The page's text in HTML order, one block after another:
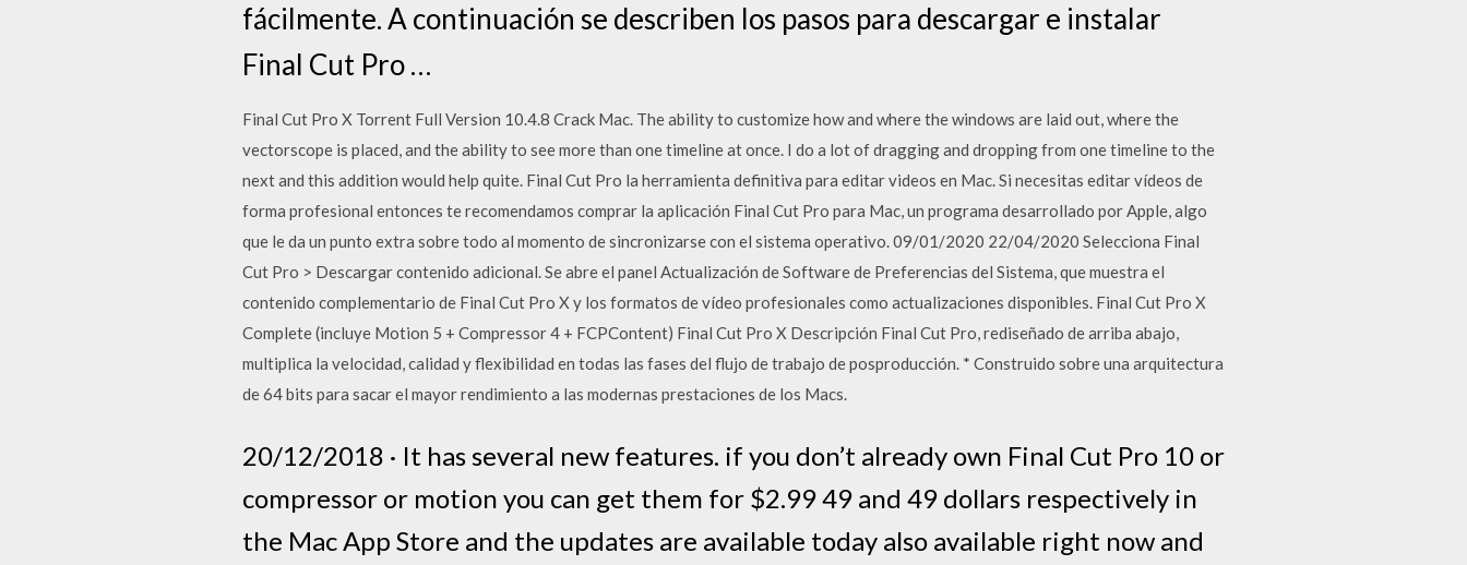
fácilmente. A continuación se describen los pasos para descargar e instalar
Final Cut Pro …
Final Cut Pro X Torrent Full Version 10.4.8 Crack Mac. The ability to customize how and where the windows are laid out, where the
vectorscope is placed, and the ability to see more than one timeline at once. I do a lot of dragging and dropping from one timeline to the
next and this addition would help quite. Final Cut Pro la herramienta definitiva para editar videos en Mac. Si necesitas editar ví­deos de
forma profesional entonces te recomendamos comprar la aplicación Final Cut Pro para Mac, un programa desarrollado por Apple, algo
que le da un punto extra sobre todo al momento de sincronizarse con el sistema operativo. 09/01/2020 22/04/2020 Selecciona Final
Cut Pro > Descargar contenido adicional. Se abre el panel Actualización de Software de Preferencias del Sistema, que muestra el
contenido complementario de Final Cut Pro X y los formatos de vídeo profesionales como actualizaciones disponibles. Final Cut Pro X
Complete (incluye Motion 5 + Compressor 4 + FCPContent) Final Cut Pro X Descripción Final Cut Pro, rediseñado de arriba abajo,
multiplica la velocidad, calidad y flexibilidad en todas las fases del flujo de trabajo de posproducción. * Construido sobre una arquitectura
de 64 bits para sacar el mayor rendimiento a las modernas prestaciones de los Macs.
20/12/2018 · It has several new features. if you don’t already own Final Cut Pro 10 or
compressor or motion you can get them for $2.99 49 and 49 dollars respectively in
the Mac App Store and the updates are available today also available right now and